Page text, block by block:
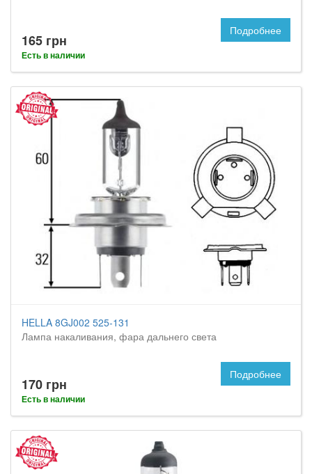
165 грн
Есть в наличии
Подробнее
HELLA 8GJ002 525-131
Лампа накаливания, фара дальнего света
170 грн
Есть в наличии
Подробнее